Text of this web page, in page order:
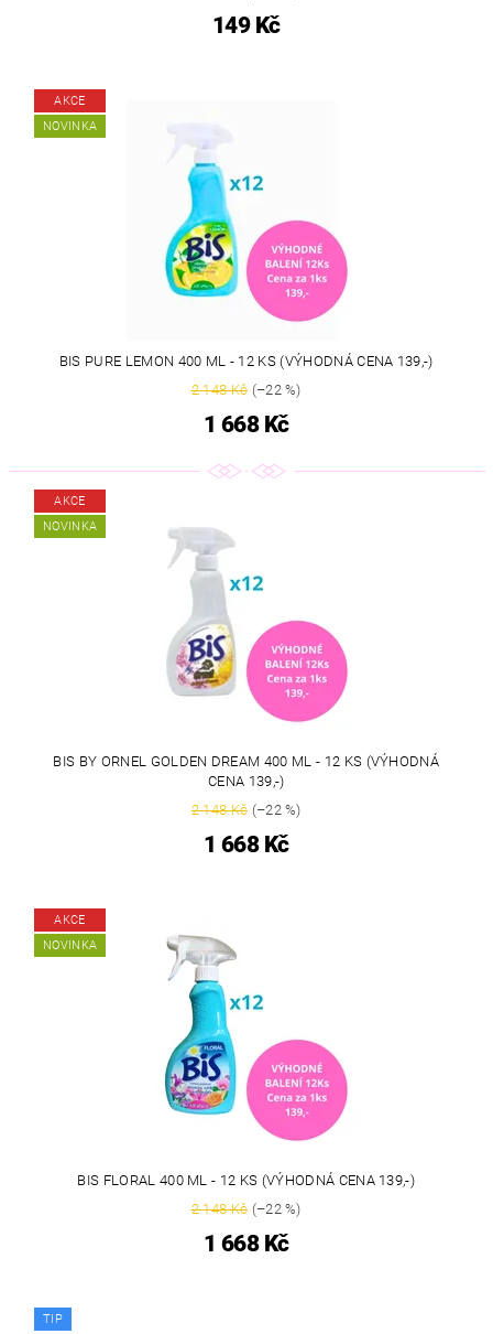
149 Kč
AKCE
NOVINKA
BIS PURE LEMON 400 ML - 12 KS (VÝHODNÁ CENA 139,-)
2 148 Kč(–22 %)
1 668 Kč
AKCE
NOVINKA
BIS BY ORNEL GOLDEN DREAM 400 ML - 12 KS (VÝHODNÁ
CENA 139,-)
2 148 Kč(–22 %)
1 668 Kč
AKCE
NOVINKA
BIS FLORAL 400 ML - 12 KS (VÝHODNÁ CENA 139,-)
2 148 Kč(–22 %)
1 668 Kč
TIP